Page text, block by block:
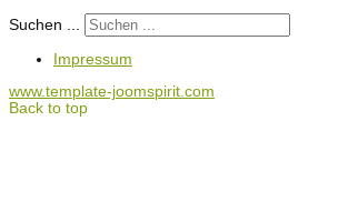
Suchen ...
Impressum
www.template-joomspirit.com
Back to top